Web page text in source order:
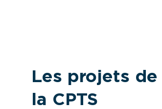
Les projets de
la CPTS